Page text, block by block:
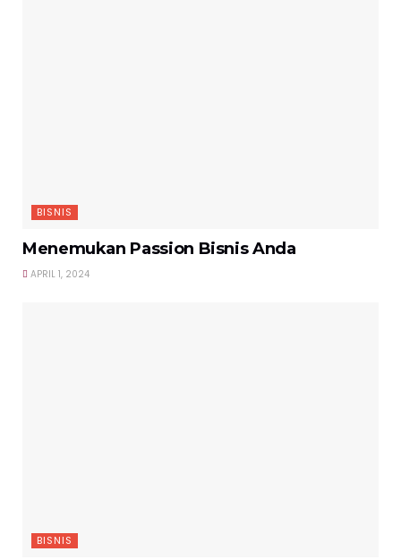
BISNIS
Menemukan Passion Bisnis Anda
APRIL 1, 2024
BISNIS